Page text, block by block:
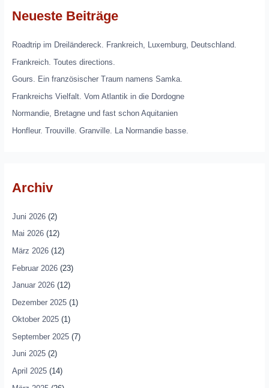
Neueste Beiträge
Roadtrip im Dreiländereck. Frankreich, Luxemburg, Deutschland.
Frankreich. Toutes directions.
Gours. Ein französischer Traum namens Samka.
Frankreichs Vielfalt. Vom Atlantik in die Dordogne
Normandie, Bretagne und fast schon Aquitanien
Honfleur. Trouville. Granville. La Normandie basse.
Archiv
Juni 2026(2)
Mai 2026(12)
März 2026(12)
Februar 2026(23)
Januar 2026(12)
Dezember 2025(1)
Oktober 2025(1)
September 2025(7)
Juni 2025(2)
April 2025(14)